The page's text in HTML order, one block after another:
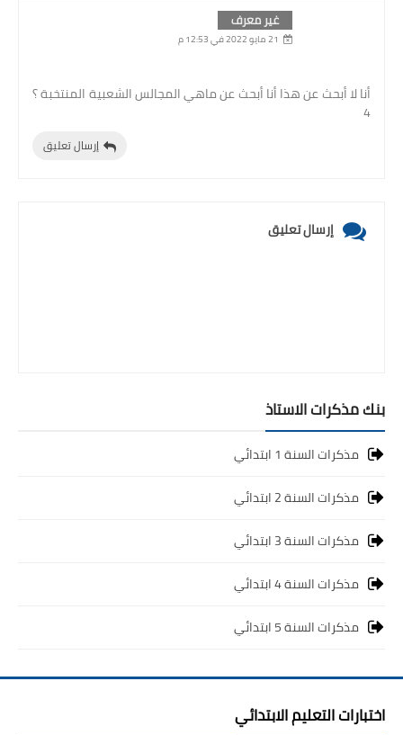
غير معرف
21 مايو 2022 في 12:53 م
أنا لا أبحث عن هذا أنا أبحث عن ماهي المجالس الشعبية المنتخبة ؟
4
إرسال تعليق
إرسال تعليق
بنك مذكرات الاستاذ
مذكرات السنة 1 ابتدائي
مذكرات السنة 2 ابتدائي
مذكرات السنة 3 ابتدائي
مذكرات السنة 4 ابتدائي
مذكرات السنة 5 ابتدائي
اختبارات التعليم الابتدائي